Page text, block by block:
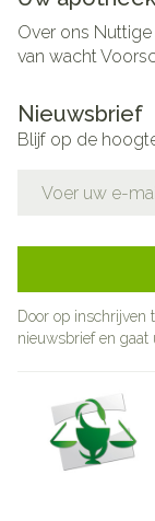
Over ons Nuttige
van wacht
Nieuwsbrief
Blijf op de
Door op inschrijven
nieuwsbrief en